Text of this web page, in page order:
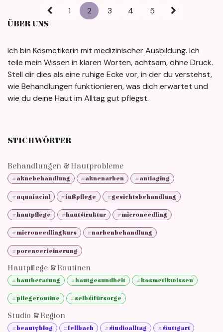
1 2 3 4 5
ÜBER UNS
Ich bin Kosmetikerin mit medizinischer Ausbildung. Ich
teile mein Wissen in klaren Worten, achtsam, ohne Druck.
Stell dir dies als eine ruhige Ecke vor, in der du verstehst,
wie Behandlungen funktionieren, was dich erwartet und
wie du deine Haut im Alltag gut pflegst.
STICHWÖRTER
Behandlungen & Hautprobleme
#aknebehandlung #aknenarben #antiaging
#aquafacial #fußpflege #gesichtsbehandlung
#hautpflege #hautstruktur #microneedling
#microneedlingkurs #narbenbehandlung
#porenverfeinerung
Hautpflege & Routinen
#hautberatung #hautgesundheit #kosmetikwissen
#pflegeroutine #selbstfürsorge
Studio & Region
#beautyblog #fellbach #studioalltag #stuttgart